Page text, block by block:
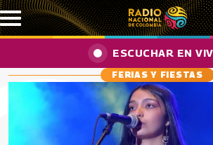
Pasar al contenido principal
ESCUCHAR EN
FERIAS Y FIESTAS